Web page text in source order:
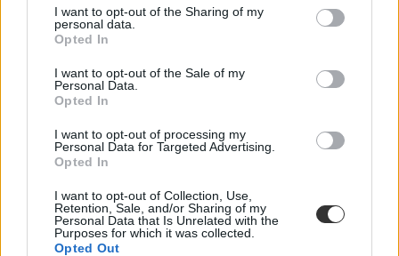
I want to opt-out of the Sharing of my
personal data.
Opted In
I want to opt-out of the Sale of my
Personal Data.
Opted In
I want to opt-out of processing my
Personal Data for Targeted Advertising.
Opted In
I want to opt-out of Collection, Use,
Retention, Sale, and/or Sharing of my
Personal Data that Is Unrelated with the
Purposes for which it was collected.
Opted Out
tankönyvek
Szülői Hang